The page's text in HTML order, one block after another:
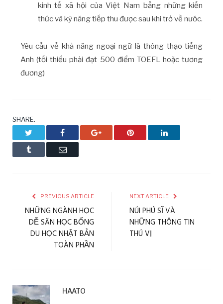
kinh tế xã hội của Việt Nam bằng những kiến
thức và kỹ năng tiếp thu được sau khi trở về nước.
Yêu cầu về khả năng ngoại ngữ là thông thạo tiếng
Anh (tối thiểu phải đạt 500 điểm TOEFL hoặc tương
đương)
SHARE.
Facebook Google+ Pinterest LinkedIn
Tumblr Email
PREVIOUS ARTICLE
NHỮNG NGÀNH HỌC
DỄ SĂN HỌC BỔNG
DU HỌC NHẬT BẢN
TOÀN PHẦN
NEXT ARTICLE
NÚI PHÚ SĨ VÀ
NHỮNG THÔNG TIN
THÚ VỊ
HAATO